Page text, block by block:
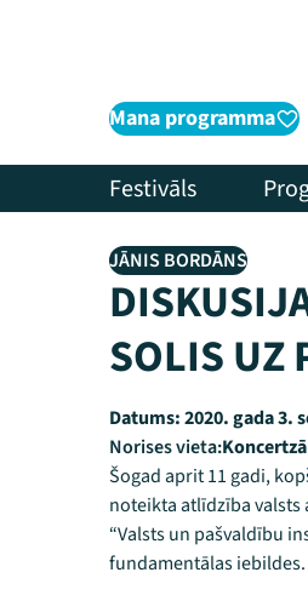
Mana programma
Festivāls
JĀNIS BORDĀNS
SOLIS UZ
Datums:2020. gada 3.
Norises vieta:
Šogad aprit 11 gadi,
noteikta atlīdzība
“Valsts un pašvaldību
fundamentālas iebildes.